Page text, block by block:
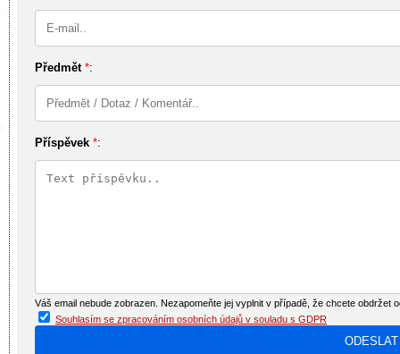
Předmět *:
Příspěvek *:
Váš email nebude zobrazen. Nezapomeňte jej vyplnit v případě, že chcete obdržet
Souhlasím se zpracováním osobních údajů v souladu s GDPR